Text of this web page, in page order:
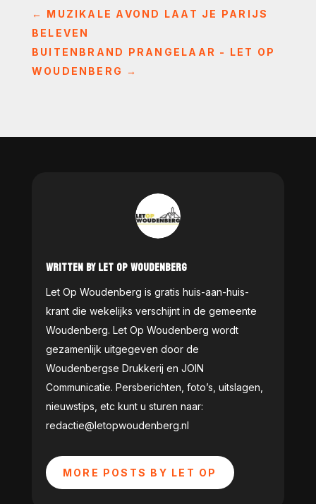
← MUZIKALE AVOND LAAT JE PARIJS
BELEVEN
BUITENBRAND PRANGELAAR - LET OP
WOUDENBERG →
WRITTEN BY LET OP WOUDENBERG
Let Op Woudenberg is gratis huis-aan-huis-
krant die wekelijks verschijnt in de gemeente
Woudenberg. Let Op Woudenberg wordt
gezamenlijk uitgegeven door de
Woudenbergse Drukkerij en JOIN
Communicatie. Persberichten, foto’s, uitslagen,
nieuwstips, etc kunt u sturen naar:
redactie@letopwoudenberg.nl
MORE POSTS BY LET OP